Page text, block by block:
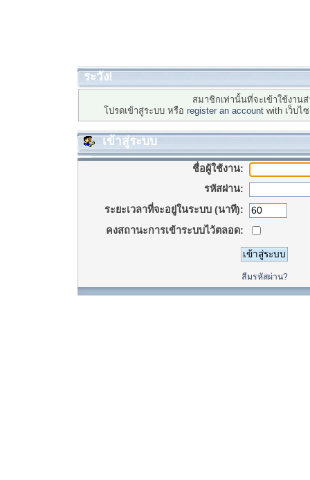
ระวัง!
สมาชิกเท่านั้นที่จะเข้าใช้งาน
โปรดเข้าสู่ระบบ หรือ register an account with เว็บ
เข้าสู่ระบบ
ชื่อผู้ใช้งาน:
รหัสผ่าน:
ระยะเวลาที่จะอยู่ในระบบ (นาที):
คงสถานะการเข้าระบบไว้ตลอด:
ลืมรหัสผ่าน?